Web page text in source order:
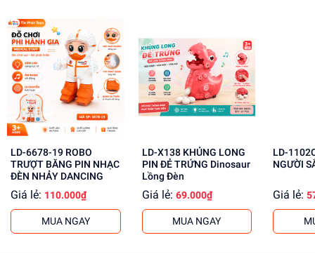
LD-6678-19 ROBO
TRƯỢT BĂNG PIN NHẠC
ĐÈN NHẢY DANCING
Giá lẻ: 110.000₫
MUA NGAY
LD-X138 KHỦNG LONG
PIN ĐẺ TRỨNG Dinosaur
Lồng Đèn
Giá lẻ: 69.000₫
MUA NGAY
LD-
NGƯỜI
Giá lẻ: